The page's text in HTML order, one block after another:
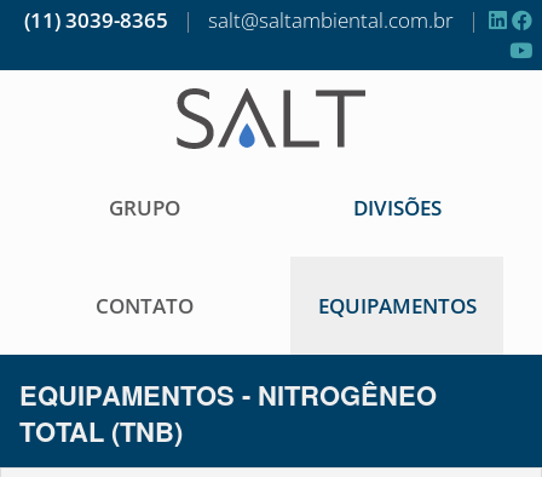
(11) 3039-8365 | salt@saltambiental.com.br |
GRUPO DIVISÕES
CONTATO EQUIPAMENTOS
EQUIPAMENTOS - NITROGÊNEO
TOTAL (TNB)